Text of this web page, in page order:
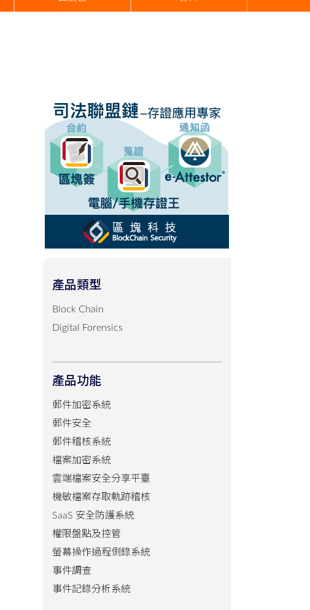
產品類型
Block Chain
Digital Forensics
產品功能
郵件加密系統
郵件安全
郵件稽核系統
檔案加密系統
雲端檔案安全分享平臺
機敏檔案存取軌跡稽核
SaaS 安全防護系統
權限盤點及控管
螢幕操作過程側錄系統
事件調查
事件記錄分析系統